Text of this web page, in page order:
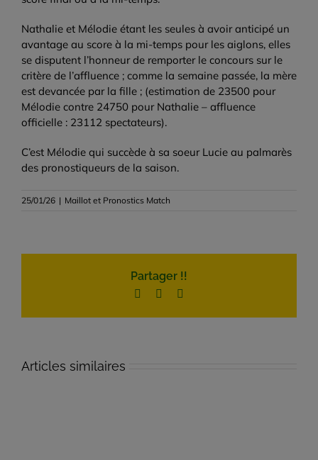
Nathalie et Mélodie étant les seules à avoir anticipé un
avantage au score à la mi-temps pour les aiglons, elles
se disputent l’honneur de remporter le concours sur le
critère de l’affluence ; comme la semaine passée, la mère
est devancée par la fille ; (estimation de 23500 pour
Mélodie contre 24750 pour Nathalie – affluence
officielle : 23112 spectateurs).
C’est Mélodie qui succède à sa soeur Lucie au palmarès
des pronostiqueurs de la saison.
25/01/26 | Maillot et Pronostics Match
Partager !!
Facebook
Twitter
Articles similaires